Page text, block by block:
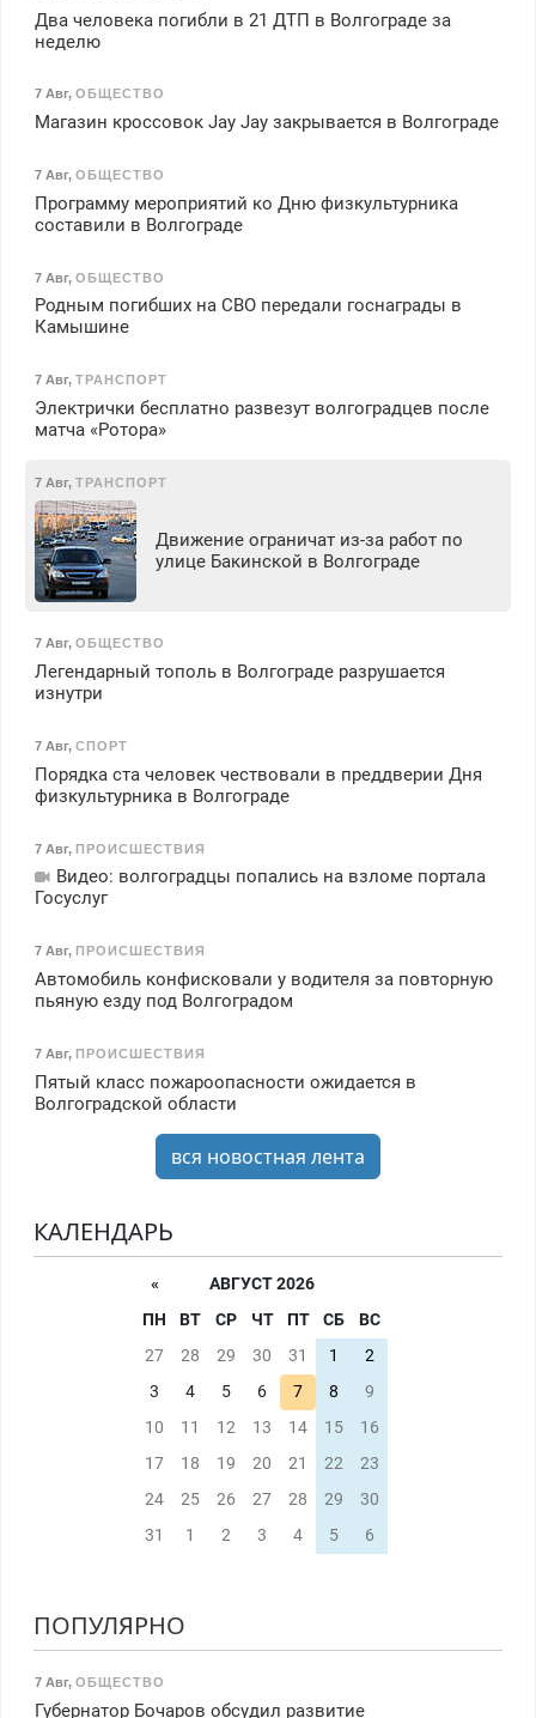
Два человека погибли в 21 ДТП в Волгограде за
неделю
7 Авг, ОБЩЕСТВО
Магазин кроссовок Jay Jay закрывается в Волгограде
7 Авг, ОБЩЕСТВО
Программу мероприятий ко Дню физкультурника
составили в Волгограде
7 Авг, ОБЩЕСТВО
Родным погибших на СВО передали госнаграды в
Камышине
7 Авг, ТРАНСПОРТ
Электрички бесплатно развезут волгоградцев после
матча «Ротора»
7 Авг, ТРАНСПОРТ
Движение ограничат из-за работ по
улице Бакинской в Волгограде
7 Авг, ОБЩЕСТВО
Легендарный тополь в Волгограде разрушается
изнутри
7 Авг, СПОРТ
Порядка ста человек чествовали в преддверии Дня
физкультурника в Волгограде
7 Авг, ПРОИСШЕСТВИЯ
Видео: волгоградцы попались на взломе портала
Госуслуг
7 Авг, ПРОИСШЕСТВИЯ
Автомобиль конфисковали у водителя за повторную
пьяную езду под Волгоградом
7 Авг, ПРОИСШЕСТВИЯ
Пятый класс пожароопасности ожидается в
Волгоградской области
вся новостная лента
КАЛЕНДАРЬ
«
АВГУСТ 2026
ПН
ВТ СР ЧТ ПТ СБ
ВС
27
28 29 30 31 1
2
3
4 5 6 7 8
9
10
11 12 13 14 15
16
17
18 19 20 21 22
23
24
25 26 27 28 29
30
31
1 2 3 4 5 6
ПОПУЛЯРНО
7 Авг, ОБЩЕСТВО
Губернатор Бочаров обсудил развитие